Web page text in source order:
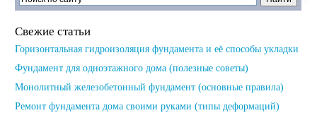
Свежие статьи
Горизонтальная гидроизоляция фундамента и её способы укладки
Фундамент для одноэтажного дома (полезные советы)
Монолитный железобетонный фундамент (основные правила)
Ремонт фундамента дома своими руками (типы деформаций)